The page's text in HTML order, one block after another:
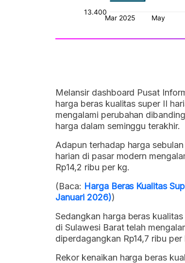
Melansir dashboard Pusat
harga beras kualitas super II
mengalami perubahan
harga dalam seminggu terakhir.
Adapun terhadap harga
harian di pasar modern
Rp14,2 ribu per kg.
(Baca: Harga Beras Kualitas
Januari 2026))
Sedangkan harga beras
di Sulawesi Barat telah
diperdagangkan Rp14,7 ribu per
Rekor kenaikan harga beras